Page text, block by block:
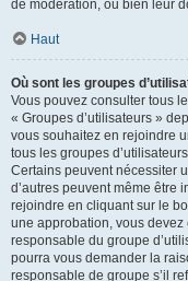
de modération, ou bien leur
Haut
Où sont les groupes
Vous pouvez consulter tous
« Groupes d’utilisateurs »
vous souhaitez en rejoindre
tous les groupes
Certains peuvent nécessiter
d’autres peuvent même être
rejoindre en cliquant sur le
une approbation, vous
responsable du groupe
pourra vous demander la
responsable de groupe s’il